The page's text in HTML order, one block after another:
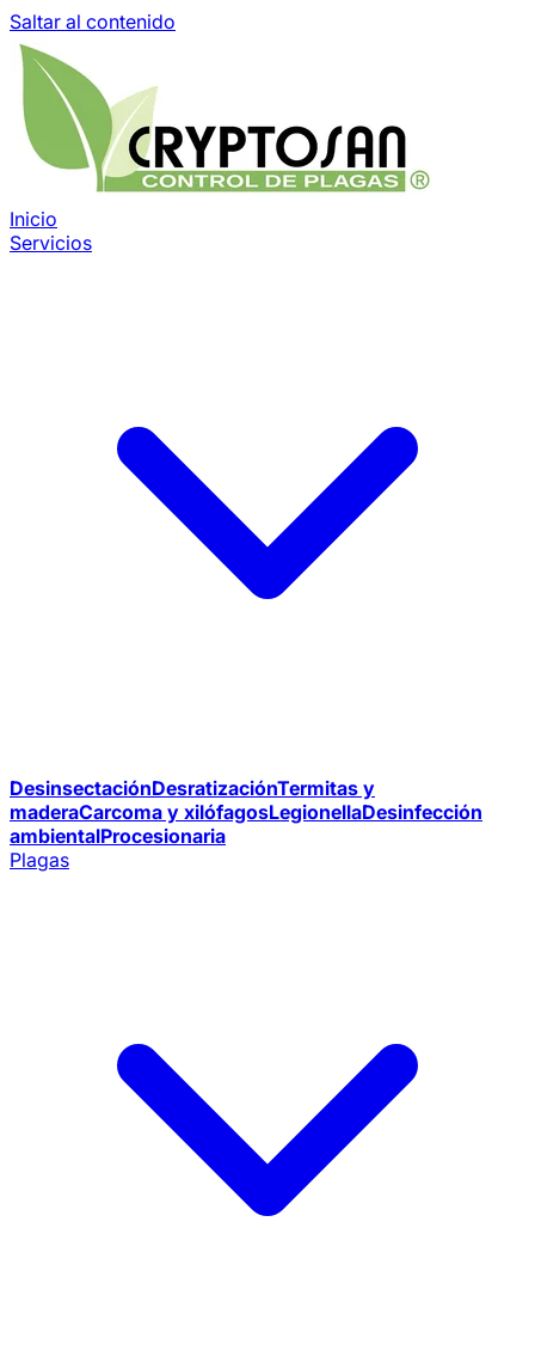
Saltar al contenido
Inicio
Servicios
DesinsectaciónDesratizaciónTermitas y
maderaCarcoma y xilófagosLegionellaDesinfección
ambientalProcesionaria
Plagas